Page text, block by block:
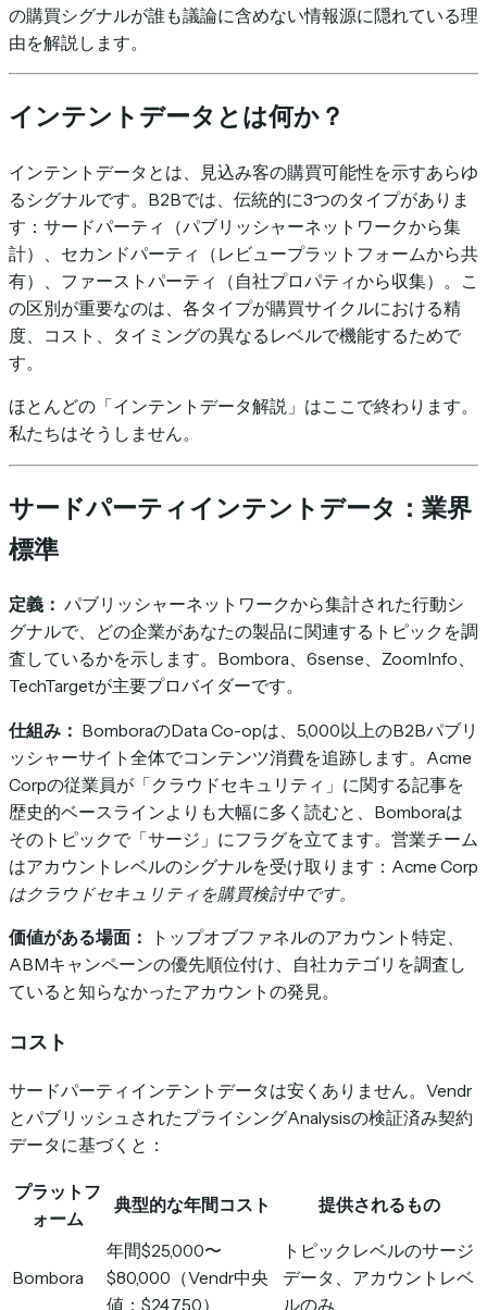
の購買シグナルが誰も議論に含めない情報源に隠れている理
由を解説します。
インテントデータとは何か？
インテントデータとは、見込み客の購買可能性を示すあらゆ
るシグナルです。B2Bでは、伝統的に3つのタイプがありま
す：サードパーティ（パブリッシャーネットワークから集
計）、セカンドパーティ（レビュープラットフォームから共
有）、ファーストパーティ（自社プロパティから収集）。こ
の区別が重要なのは、各タイプが購買サイクルにおける精
度、コスト、タイミングの異なるレベルで機能するためで
す。
ほとんどの「インテントデータ解説」はここで終わります。
私たちはそうしません。
サードパーティインテントデータ：業界
標準
定義： パブリッシャーネットワークから集計された行動シ
グナルで、どの企業があなたの製品に関連するトピックを調
査しているかを示します。Bombora、6sense、ZoomInfo、
TechTargetが主要プロバイダーです。
仕組み： BomboraのData Co-opは、5,000以上のB2Bパブリ
ッシャーサイト全体でコンテンツ消費を追跡します。Acme
Corpの従業員が「クラウドセキュリティ」に関する記事を
歴史的ベースラインよりも大幅に多く読むと、Bomboraは
そのトピックで「サージ」にフラグを立てます。営業チーム
はアカウントレベルのシグナルを受け取ります： Acme Corp
はクラウドセキュリティを購買検討中です。
価値がある場面：
トップオブファネルのアカウント特定、
ABMキャンペーンの優先順位付け、自社カテゴリを調査し
ていると知らなかったアカウントの発見。
コスト
サードパーティインテントデータは安くありません。Vendr
とパブリッシュされたプライシングAnalysisの検証済み契約
データに基づくと：
プラットフ
ォーム
典型的な年間コスト 提供されるもの
Bombora
年間$25,000〜
$80,000（Vendr中央
値：$24,750）
トピックレベルのサージ
データ、アカウントレベ
ルのみ